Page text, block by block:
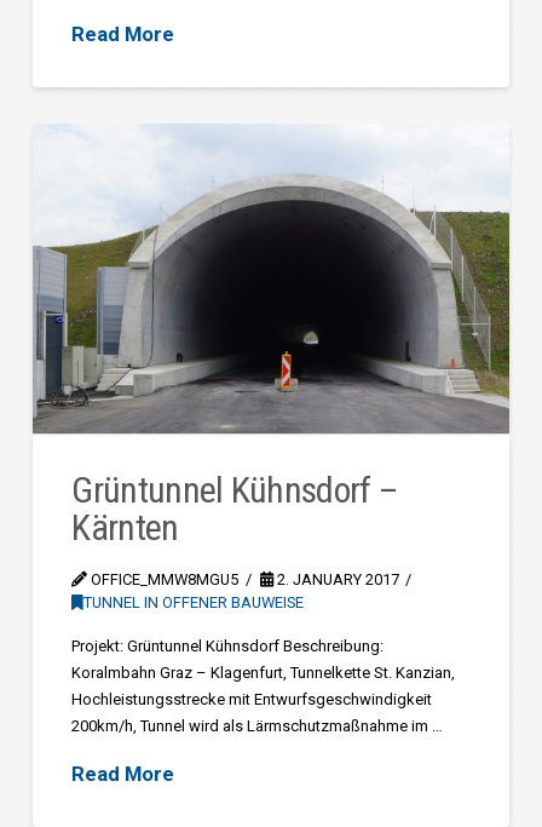
Read More
Grüntunnel Kühnsdorf –
Kärnten
OFFICE_MMW8MGU5
2. JANUARY 2017
TUNNEL IN OFFENER BAUWEISE
Projekt: Grüntunnel Kühnsdorf Beschreibung:
Koralmbahn Graz – Klagenfurt, Tunnelkette St. Kanzian,
Hochleistungsstrecke mit Entwurfsgeschwindigkeit
200km/h, Tunnel wird als Lärmschutzmaßnahme im …
Read More